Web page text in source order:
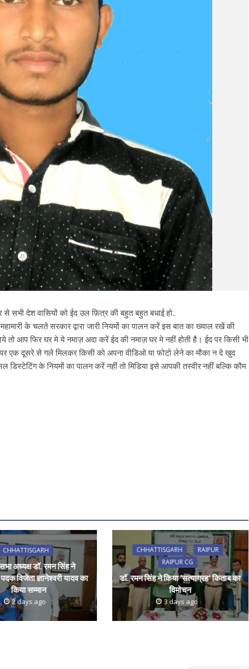
से सभी देश वासियों को ईद उल फ़ित्र की बहुत बहुत बधाई हो..
के चलते सरकार द्वारा जारी नियमों का पालन करें इस बात का ख्याल रखें की
तो आप फिर घर मे ये नमाज़ अदा करें ईद की नमाज़ घर मे नहीं होती है। ईद पर किसी भी
एक दूसरे से गले मिलकर किसी को अपना वीडिओ या फोटो लेने का मौका न दे खुद
डिस्टेटिंग के नियमों का पालन करें नहीं तो मिडिया इसे आपकी तस्वीर नहीं बल्कि कौम
CHHATTISGARH
अध्यक्ष डॉ. रमन सिंह ने
विजेता ज्ञानेश्वरी यादव का
किया सम्मान
2 days ago
CHHATTISGARH
RAIPUR
RAIPUR CG
डॉ. रमन सिंह ने किया ‘सत्याग्रह‘ किताब का
विमोचन
3 days ago